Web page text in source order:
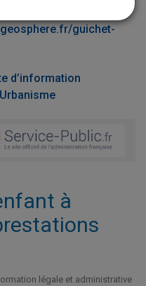
des actes
guichet-
d’information
à
légale et administrative